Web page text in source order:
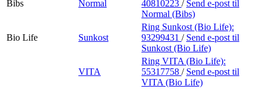
Bibs Normal
40810223 / Send e-post til
Normal (Bibs)
Bio Life Sunkost
Ring Sunkost (Bio Life):
93299431 / Send e-post til
Sunkost (Bio Life)
VITA
Ring VITA (Bio Life):
55317758 / Send e-post til
VITA (Bio Life)